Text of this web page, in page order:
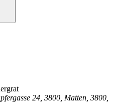
24, 3800, Matten, 3800,